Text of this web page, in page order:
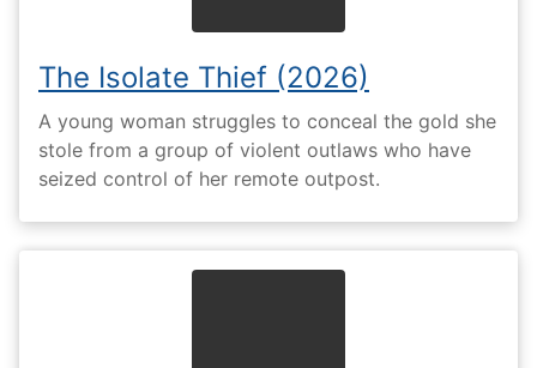
The Isolate Thief (2026)
A young woman struggles to conceal the gold she
stole from a group of violent outlaws who have
seized control of her remote outpost.